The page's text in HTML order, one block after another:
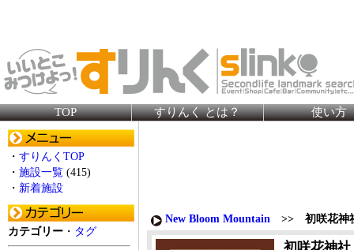
TOP すりんく とは？ 使い方
・ すりんくTOP
・ 施設一覧 (415)
・ 新着施設
カテゴリー ・ タグ
New Bloom Mountain >> 初咲花神